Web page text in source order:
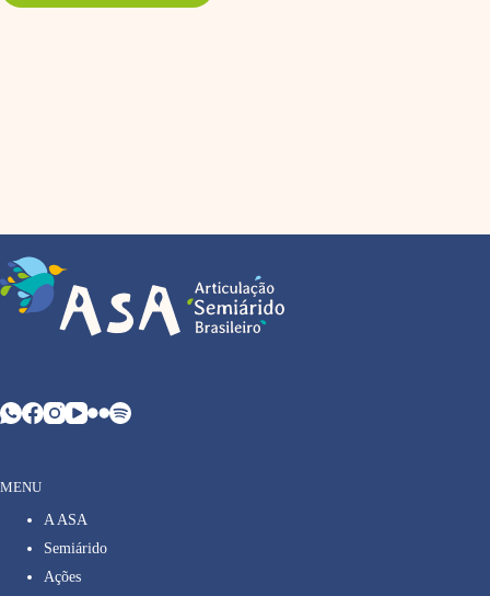
MENU
A ASA
Semiárido
Ações